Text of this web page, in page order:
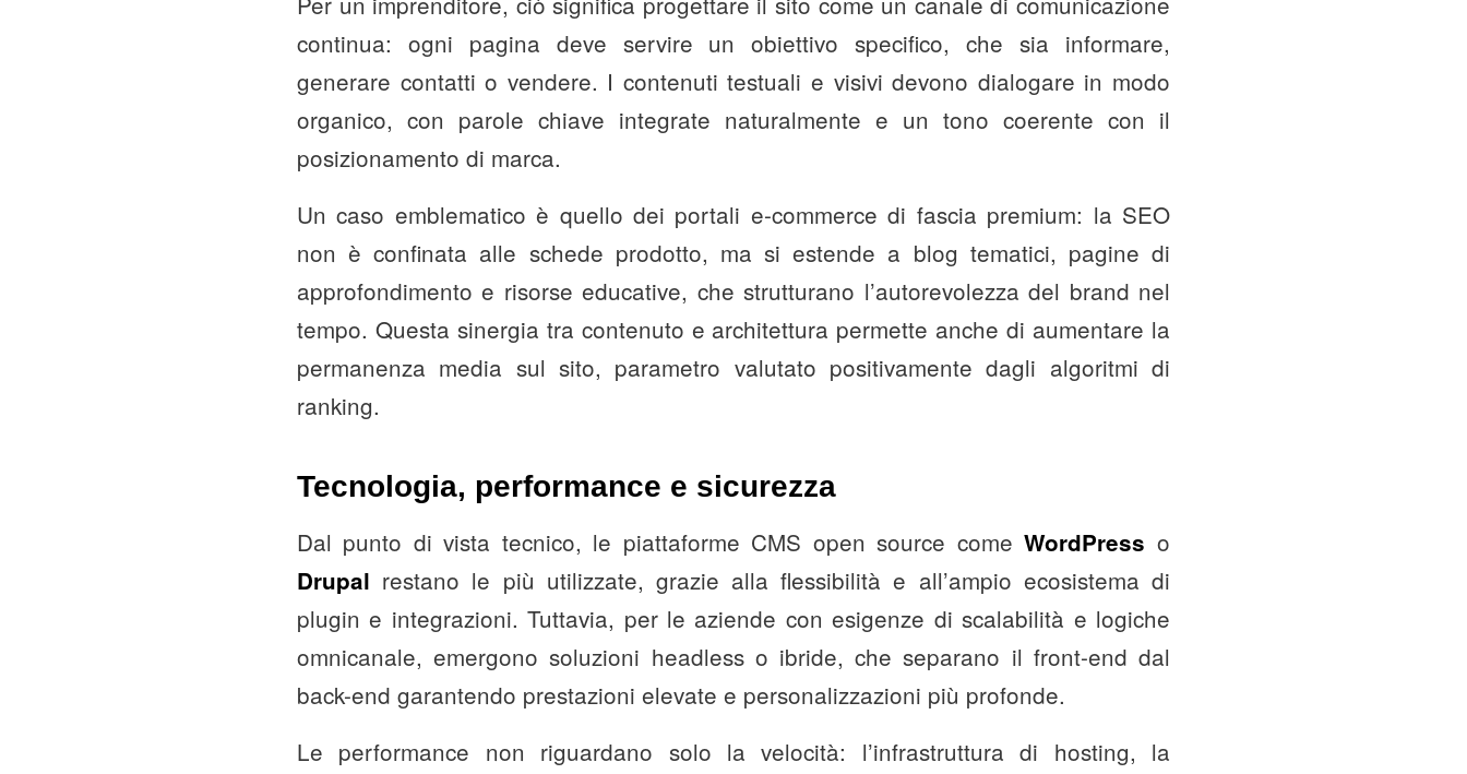
continua: ogni pagina deve servire un obiettivo specifico, che sia informare,
generare contatti o vendere. I contenuti testuali e visivi devono dialogare in modo
organico, con parole chiave integrate naturalmente e un tono coerente con il
posizionamento di marca.
Un caso emblematico è quello dei portali e-commerce di fascia premium: la SEO
non è confinata alle schede prodotto, ma si estende a blog tematici, pagine di
approfondimento e risorse educative, che strutturano l’autorevolezza del brand nel
tempo. Questa sinergia tra contenuto e architettura permette anche di aumentare la
permanenza media sul sito, parametro valutato positivamente dagli algoritmi di
ranking.
Tecnologia, performance e sicurezza
Dal punto di vista tecnico, le piattaforme CMS open source comeWordPress o
Drupal restano le più utilizzate, grazie alla flessibilità e all’ampio ecosistema di
plugin e integrazioni. Tuttavia, per le aziende con esigenze di scalabilità e logiche
omnicanale, emergono soluzioni headless o ibride, che separano il front-end dal
back-end garantendo prestazioni elevate e personalizzazioni più profonde.
Le performance non riguardano solo la velocità: l’infrastruttura di hosting, la